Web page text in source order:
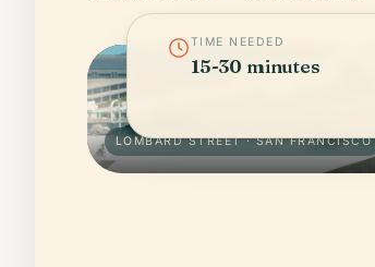
LOMBARD STREET · SAN FRANCISCO
TIME NEEDED
15-30 minutes